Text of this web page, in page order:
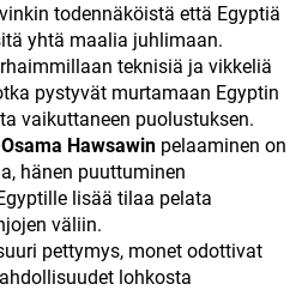
todennäköistä että Egyptiä
yhtä maalia juhlimaan.
teknisiä ja vikkeliä
pystyvät murtamaan Egyptin
vaikuttaneen puolustuksen.
Osama Hawsawin pelaaminen on
hänen puuttuminen
lisää tilaa pelata
väliin.
pettymys, monet odottivat
lohkosta